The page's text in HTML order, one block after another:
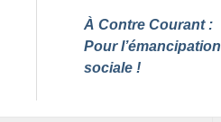
À Contre Courant :
Pour l’émancipation
sociale !